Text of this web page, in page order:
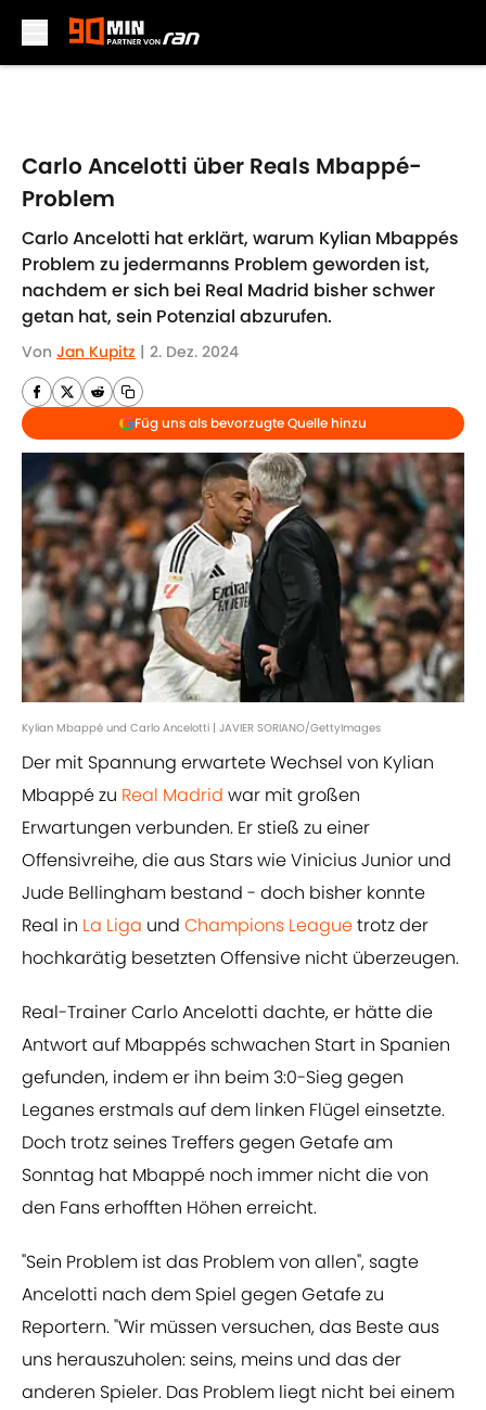
Carlo Ancelotti über Reals Mbappé-
Problem
Carlo Ancelotti hat erklärt, warum Kylian Mbappés
Problem zu jedermanns Problem geworden ist,
nachdem er sich bei Real Madrid bisher schwer
getan hat, sein Potenzial abzurufen.
Von Jan Kupitz | 2. Dez. 2024
Füg uns als bevorzugte Quelle hinzu
Kylian Mbappé und Carlo Ancelotti | JAVIER SORIANO/GettyImages
Der mit Spannung erwartete Wechsel von Kylian
Mbappé zu Real Madrid war mit großen
Erwartungen verbunden. Er stieß zu einer
Offensivreihe, die aus Stars wie Vinicius Junior und
Jude Bellingham bestand - doch bisher konnte
Real in La Liga und Champions Leaguetrotz der
hochkarätig besetzten Offensive nicht überzeugen.
Real-Trainer Carlo Ancelotti dachte, er hätte die
Antwort auf Mbappés schwachen Start in Spanien
gefunden, indem er ihn beim 3:0-Sieg gegen
Leganes erstmals auf dem linken Flügel einsetzte.
Doch trotz seines Treffers gegen Getafe am
Sonntag hat Mbappé noch immer nicht die von
den Fans erhofften Höhen erreicht.
"Sein Problem ist das Problem von allen", sagte
Ancelotti nach dem Spiel gegen Getafe zu
Reportern. "Wir müssen versuchen, das Beste aus
uns herauszuholen: seins, meins und das der
anderen Spieler. Das Problem liegt nicht bei einem